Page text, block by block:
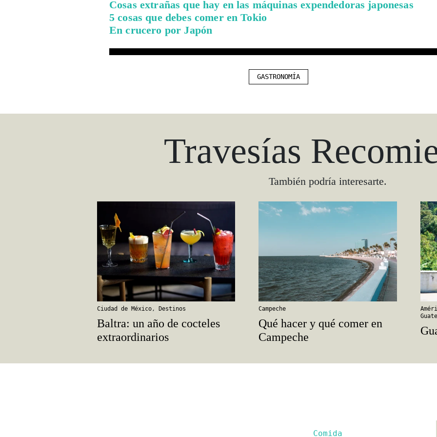
Cosas extrañas que hay en las máquinas expendedoras japonesas
5 cosas que debes comer en Tokio
En crucero por Japón
GASTRONOMÍA
Travesías
También podría interesarte.
Ciudad de México , Destinos
Baltra: un año de cocteles
extraordinarios
Campeche
Qué hacer y qué comer en
Campeche
Comida